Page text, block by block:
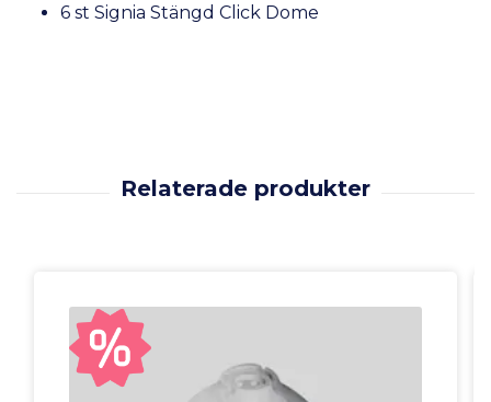
6 st Signia Stängd Click Dome